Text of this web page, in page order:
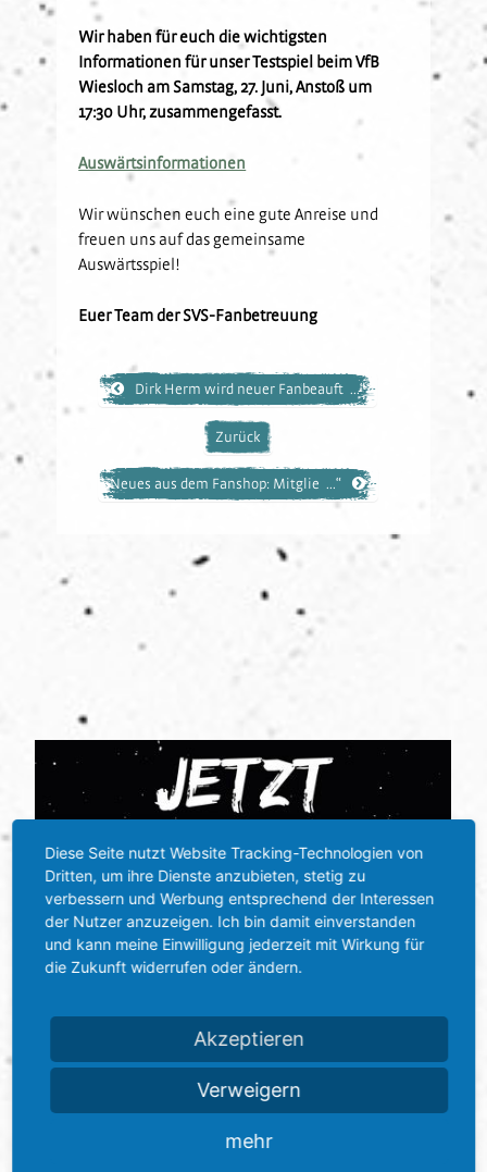
Fanclubs
Gästefans
Jetzt Mitglied werden
Nachhaltigkeit
Vorfall melden
Vorstand
Kids-Club
Hardtwald-Helden
Stadion am Hardtwald
Partner
Hospitality
Sponsoring
U17
U16
U14
U12
Förderteam
Schulkooperationen
Förderverein
Sandhäuser Kids
Wir haben für euch die wichtigsten
Informationen für unser Testspiel beim VfB
Wiesloch am Samstag, 27. Juni, Anstoß um
17:30 Uhr, zusammengefasst.
Auswärtsinformationen
Wir wünschen euch eine gute Anreise und
freuen uns auf das gemeinsame
Auswärtsspiel!
Euer Team der SVS-Fanbetreuung
Dirk Herm wird neuer Fanbeauft ...“
Zurück
Neues aus dem Fanshop: Mitglie ...“
Diese Seite nutzt Website Tracking-Technologien von
Dritten, um ihre Dienste anzubieten, stetig zu
verbessern und Werbung entsprechend der Interessen
der Nutzer anzuzeigen. Ich bin damit einverstanden
und kann meine Einwilligung jederzeit mit Wirkung für
die Zukunft widerrufen oder ändern.
Akzeptieren
Verweigern
mehr